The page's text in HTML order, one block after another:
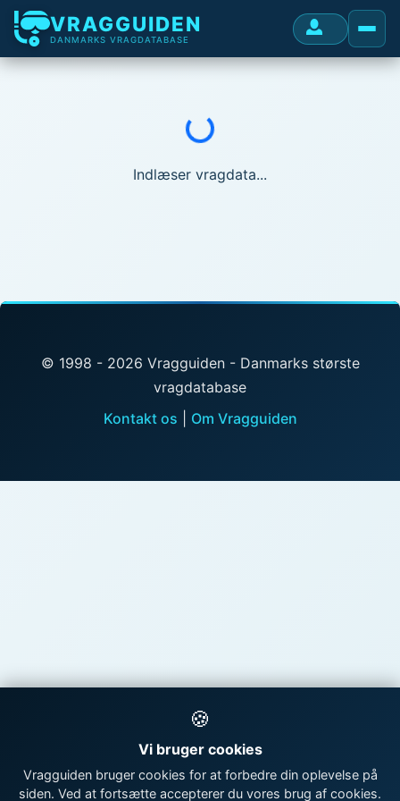
VRAGGUIDEN
DANMARKS VRAGDATABASE
Indlæser...
Indlæser vragdata...
© 1998 - 2026 Vragguiden - Danmarks største
vragdatabase
Kontakt os
Om Vragguiden
🍪
Vi bruger cookies
Vragguiden bruger cookies for at forbedre din oplevelse på
siden. Ved at fortsætte accepterer du vores brug af cookies.